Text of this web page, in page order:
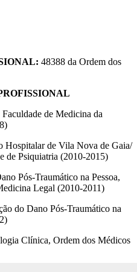
48388 da Ordem dos
de Medicina da
Hospitalar de Vila Nova de Gaia/
de Psiquiatria (2010-2015)
Pós-Traumático na Pessoa,
Legal (2010-2011)
do Dano Pós-Traumático na
Clínica, Ordem dos Médicos